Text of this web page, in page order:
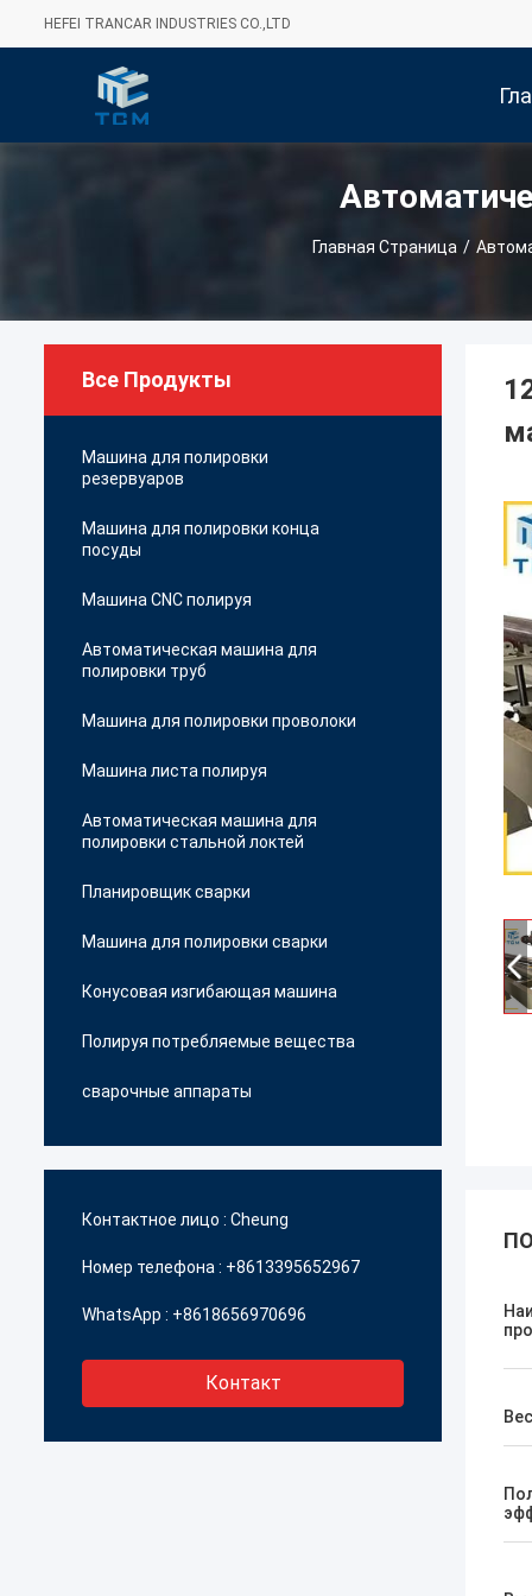
HEFEI TRANCAR INDUSTRIES CO.,LTD
Главная Страница /
Все Продукты
Машина для полировки
резервуаров
Машина для полировки конца
посуды
Машина CNC полируя
Автоматическая машина для
полировки труб
Машина для полировки проволоки
Машина листа полируя
Автоматическая машина для
полировки стальной локтей
Планировщик сварки
Машина для полировки сварки
Конусовая изгибающая машина
Полируя потребляемые вещества
сварочные аппараты
Контактное лицо : Cheung
Номер телефона : +8613395652967
WhatsApp : +8618656970696
Контакт
Вес